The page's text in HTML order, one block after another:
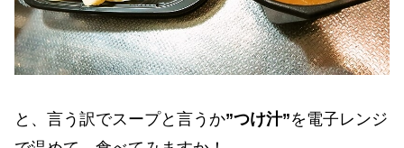
と、言う訳でスープと言うか”つけ汁”を電子レンジ